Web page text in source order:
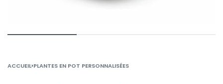
ACCUEIL›PLANTES EN POT PERSONNALISÉES